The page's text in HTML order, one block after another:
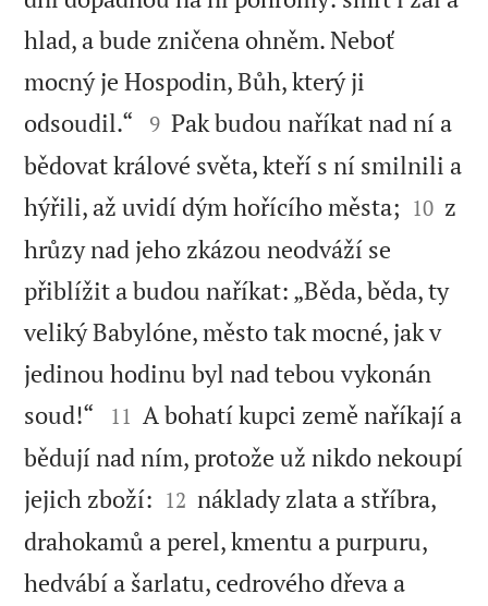
hlad, a bude zničena ohněm. Neboť
mocný je Hospodin, Bůh, který ji
odsoudil.“ 

9 Pak budou naříkat nad ní a
bědovat králové světa, kteří s ní smilnili a
hýřili, až uvidí dým hořícího města; 

10 z
hrůzy nad jeho zkázou neodváží se
přiblížit a budou naříkat: „Běda, běda, ty
veliký Babylóne, město tak mocné, jak v
jedinou hodinu byl nad tebou vykonán
soud!“


11 A bohatí kupci země naříkají a
bědují nad ním, protože už nikdo nekoupí
jejich zboží: 

12 náklady zlata a stříbra,
drahokamů a perel, kmentu a purpuru,
hedvábí a šarlatu, cedrového dřeva a